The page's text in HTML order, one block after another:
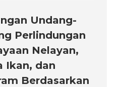
Undang-
Perlindungan
Nelayan,
Ikan, dan
Berdasarkan